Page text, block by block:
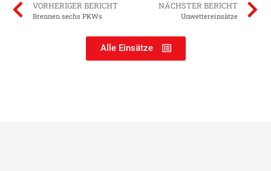
VORHERIGER BERICHT
Brennen sechs PKWs
NÄCHSTER BERICHT
Unwettereinsätze
Alle Einsätze